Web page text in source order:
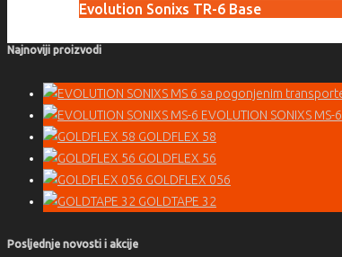
Evolution Sonixs TR-6 Base
Najnoviji proizvodi
EVOLUTION SONIXS MS-6
GOLDFLEX 58
GOLDFLEX 56
GOLDFLEX 056
GOLDTAPE 32
Posljednje novosti i akcije